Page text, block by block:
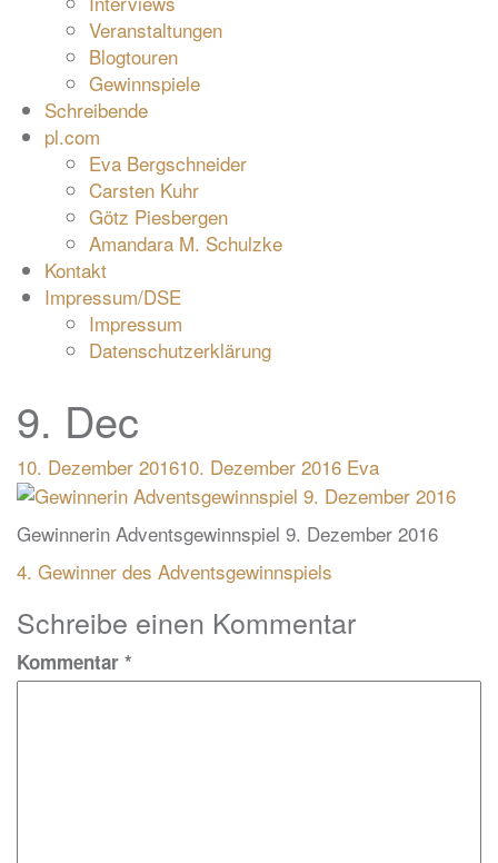
Veranstaltungen
Blogtouren
Gewinnspiele
Schreibende
pl.com
Eva Bergschneider
Carsten Kuhr
Götz Piesbergen
Amandara M. Schulzke
Kontakt
Impressum/DSE
Impressum
Datenschutzerklärung
9. Dec
10. Dezember 201610. Dezember 2016 Eva
Gewinnerin Adventsgewinnspiel 9. Dezember 2016
Beitragsnavigation
4. Gewinner des Adventsgewinnspiels
Schreibe einen Kommentar
Kommentar *